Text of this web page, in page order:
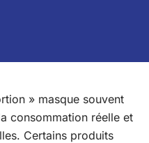
» masque souvent
consommation réelle et
Certains produits